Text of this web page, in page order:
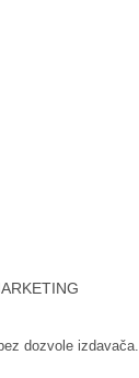
dozvole izdavača.